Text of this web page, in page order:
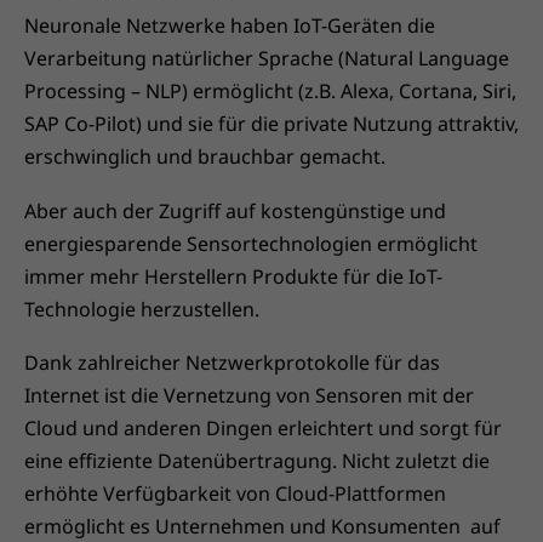
Neuronale Netzwerke haben IoT-Geräten die
Verarbeitung natürlicher Sprache (Natural Language
Processing – NLP) ermöglicht (z.B. Alexa, Cortana, Siri,
SAP Co-Pilot) und sie für die private Nutzung attraktiv,
erschwinglich und brauchbar gemacht.
Aber auch der Zugriff auf kostengünstige und
energiesparende Sensortechnologien ermöglicht
immer mehr Herstellern Produkte für die IoT-
Technologie herzustellen.
Dank zahlreicher Netzwerkprotokolle für das
Internet ist die Vernetzung von Sensoren mit der
Cloud und anderen Dingen erleichtert und sorgt für
eine effiziente Datenübertragung. Nicht zuletzt die
erhöhte Verfügbarkeit von Cloud-Plattformen
ermöglicht es Unternehmen und Konsumenten auf